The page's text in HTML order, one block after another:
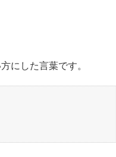
にした言葉です。